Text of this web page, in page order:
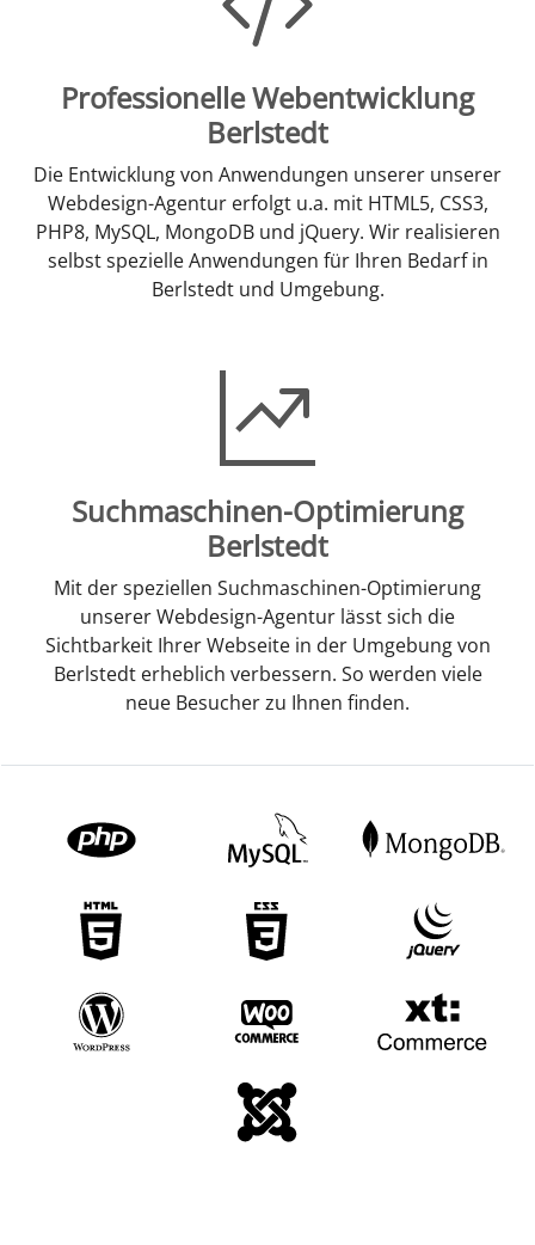
Professionelle Webentwicklung
Berlstedt
Die Entwicklung von Anwendungen unserer unserer
Webdesign-Agentur erfolgt u.a. mit HTML5, CSS3,
PHP8, MySQL, MongoDB und jQuery. Wir realisieren
selbst spezielle Anwendungen für Ihren Bedarf in
Berlstedt und Umgebung.
Suchmaschinen-Optimierung
Berlstedt
Mit der speziellen Suchmaschinen-Optimierung
unserer Webdesign-Agentur lässt sich die
Sichtbarkeit Ihrer Webseite in der Umgebung von
Berlstedt erheblich verbessern. So werden viele
neue Besucher zu Ihnen finden.